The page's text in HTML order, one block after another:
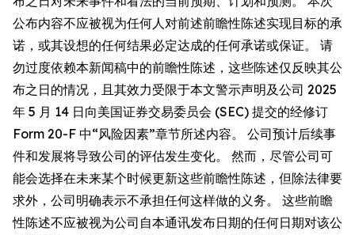
公布内容不应被视为任何人对前述前瞻性陈述实现目标的承
诺，或其设想的任何结果必定达成的任何承诺或保证。 请
勿过度依赖本新闻稿中的前瞻性陈述，这些陈述仅反映其公
布之日的情况，且其效力受限于本文警示声明及公司 2025
年 5 月 14 日向美国证券交易委员会 (SEC) 提交的经修订
Form 20-F 中“风险因素”章节所述内容。 公司预计后续事
件和发展将导致公司的评估发生变化。 然而，尽管公司可
能会选择在未来某个时候更新这些前瞻性陈述，但除法律要
求外，公司明确表示不承担任何这样做的义务。 这些前瞻
性陈述不应被视为公司自本通讯发布日期的任何日期对该公